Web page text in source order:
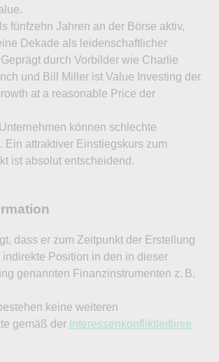
fünfzehn Jahren an der Börse aktiv,
Dekade als leidenschaftlicher
durch Vorbilder wie Charlie
und Bill Miller ist Value Investing der
at a reasonable Price der
können schlechte
Ein attraktiver Einstiegskurs zum
ist absolut entscheidend.